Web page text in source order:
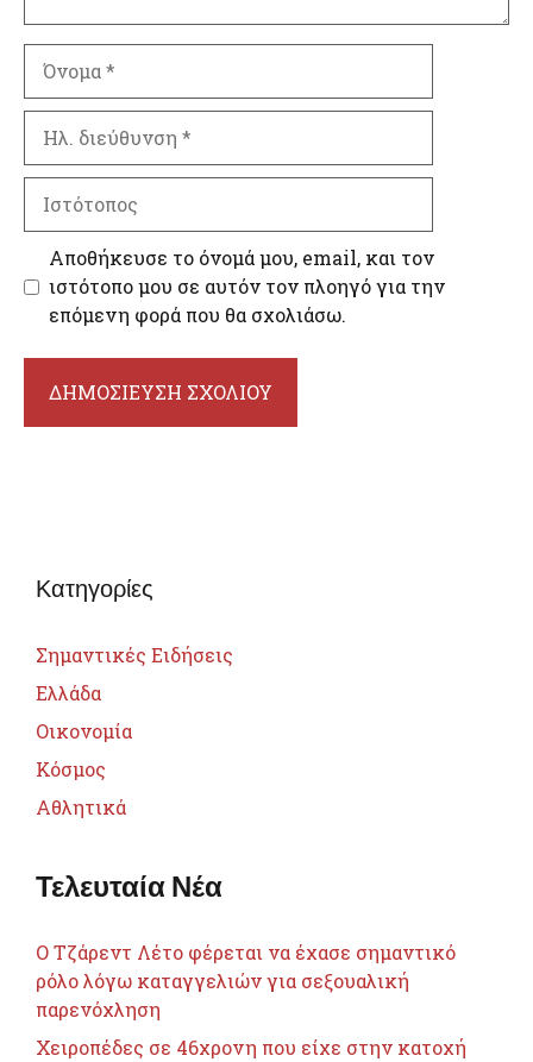
διεύθυνση
Αποθήκευσε το όνομά μου, email, και τον
ιστότοπο μου σε αυτόν τον πλοηγό για την
επόμενη φορά που θα σχολιάσω.
Κατηγορίες
Σημαντικές Ειδήσεις
Ελλάδα
Οικονομία
Κόσμος
Αθλητικά
Τελευταία Νέα
Ο Τζάρεντ Λέτο φέρεται να έχασε σημαντικό
ρόλο λόγω καταγγελιών για σεξουαλική
παρενόχληση
Χειροπέδες σε 46χρονη που είχε στην κατοχή